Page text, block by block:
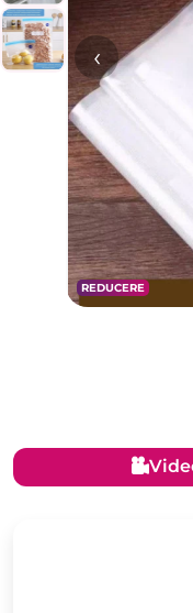
REDUCERE
‹